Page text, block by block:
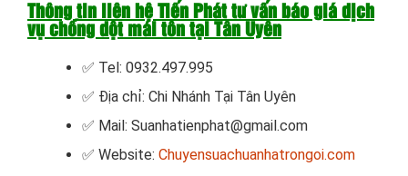
Thông tin liên hệ Tiến Phát tư vấn báo giá dịch
vụ chống dột mái tôn tại Tân Uyên
✅ Tel: 0932.497.995
✅ Địa chỉ: Chi Nhánh Tại Tân Uyên
✅ Mail: Suanhatienphat@gmail.com
✅ Website: Chuyensuachuanhatrongoi.com